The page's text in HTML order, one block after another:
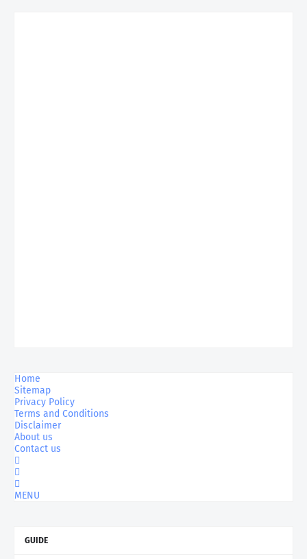
Home
Sitemap
Privacy Policy
Terms and Conditions
Disclaimer
About us
Contact us
MENU
GUIDE